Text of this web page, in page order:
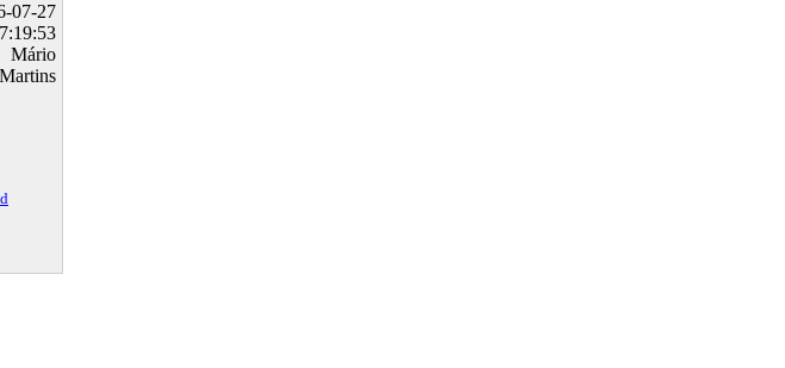
07-27
Mário
Martins